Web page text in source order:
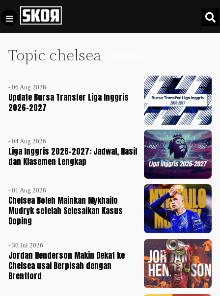
Topic chelsea
- 06 Aug 2026
Update Bursa Transfer Liga Inggris
2026-2027
- 04 Aug 2026
Liga Inggris 2026-2027: Jadwal, Hasil
dan Klasemen Lengkap
- 01 Aug 2026
Chelsea Boleh Mainkan Mykhailo
Mudryk setelah Selesaikan Kasus
Doping
- 30 Jul 2026
Jordan Henderson Makin Dekat ke
Chelsea usai Berpisah dengan
Brentford
Football +
Culture
Timnas
Indonesia
SPECIAL
Video
Privacy
Pedoman
Pemberitaan
Media
Disclaimer
Tentang